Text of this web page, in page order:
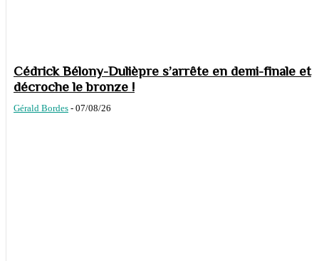
Cédrick Bélony-Dulièpre s’arrête en demi-finale et
décroche le bronze !
Gérald Bordes - 07/08/26